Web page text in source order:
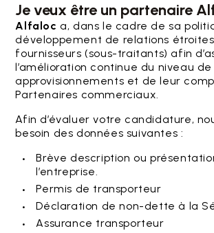
Je veux être un partenaire
Alfaloc a, dans le cadre de sa
développement de relations
fournisseurs (sous-traitants) afin
l’amélioration continue du niveau
approvisionnements et de leur
Partenaires commerciaux.
Afin d’évaluer votre candidature,
besoin des données suivantes :
Brève description ou
l’entreprise.
Permis de transporteur
Déclaration de non-dette à la
Assurance transporteur